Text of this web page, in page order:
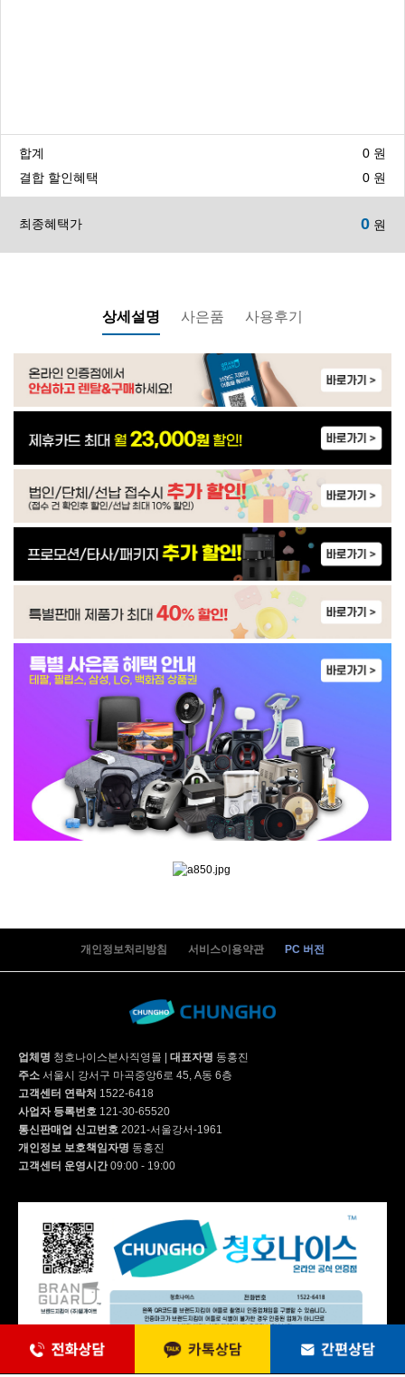
WP-60C90010M | 32,900
WP-60C90010M | 33,900
WP-35C90010N | 21,900
IM-50G604S0 | 59,900
WP-45S90510M | 31,900
WP-4S9P51CM | 33,900
WP-45S90510N | 33,900
WI-60C8600M | 40,900
WI-60C8600M | 39,900
WI-55S9500CM | 53,900
WI-60C9600CM | 52,900
WF-80S9600M | 63,900
WF-70S9600M | 59,900
합계 0 원
결합 할인혜택
0 원
최종혜택가 0 원
상세설명 사은품 사용후기
개인정보처리방침 서비스이용약관 PC 버전
업체명 청호나이스본사직영몰 대표자명 동홍진
주소 서울시 강서구 마곡중앙6로 45, A동 6층
고객센터 연락처 1522-6418
사업자 등록번호 121-30-65520
통신판매업 신고번호 2021-서울강서-1961
개인정보 보호책임자명 동홍진
고객센터 운영시간09:00 - 19:00